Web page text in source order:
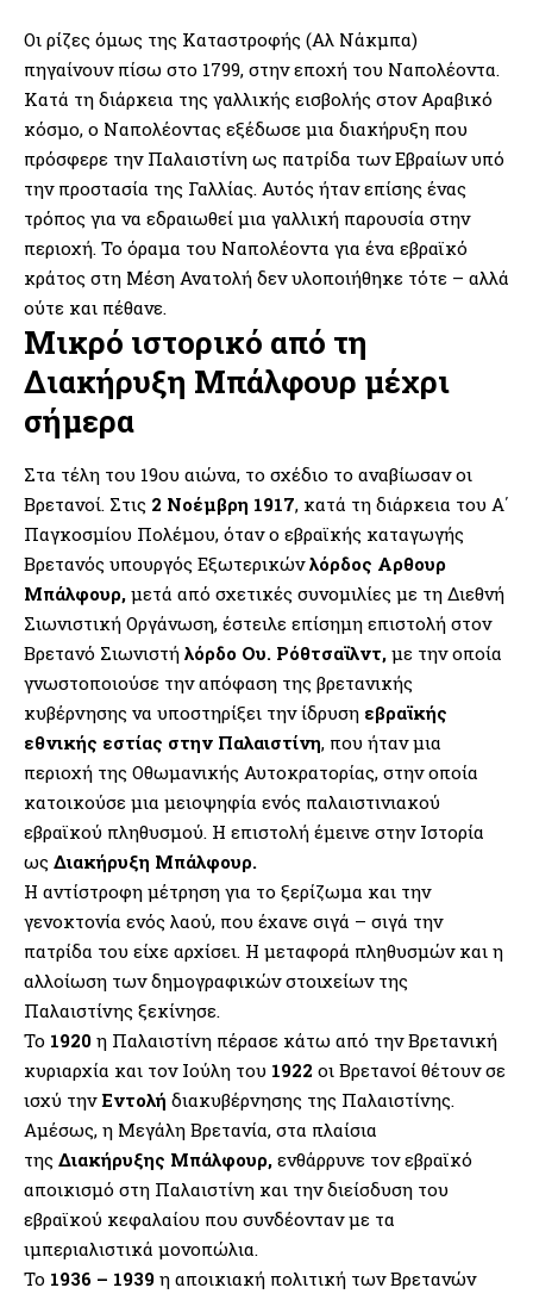
Οι ρίζες όμως της Καταστροφής (Αλ Νάκμπα)
πηγαίνουν πίσω στο 1799, στην εποχή του Ναπολέοντα.
Κατά τη διάρκεια της γαλλικής εισβολής στον Αραβικό
κόσμο, ο Ναπολέοντας εξέδωσε μια διακήρυξη που
πρόσφερε την Παλαιστίνη ως πατρίδα των Εβραίων υπό
την προστασία της Γαλλίας. Αυτός ήταν επίσης ένας
τρόπος για να εδραιωθεί μια γαλλική παρουσία στην
περιοχή. Το όραμα του Ναπολέοντα για ένα εβραϊκό
κράτος στη Μέση Ανατολή δεν υλοποιήθηκε τότε – αλλά
ούτε και πέθανε.
Μικρό ιστορικό από τη
Διακήρυξη Μπάλφουρ μέχρι
σήμερα
Στα τέλη του 19ου αιώνα, το σχέδιο το αναβίωσαν οι
Βρετανοί. Στις 2 Νοέμβρη 1917, κατά τη διάρκεια του Α΄
Παγκοσμίου Πολέμου, όταν ο εβραϊκής καταγωγής
Βρετανός υπουργός Εξωτερικώνλόρδος Αρθουρ
Μπάλφουρ, μετά από σχετικές συνομιλίες με τη Διεθνή
Σιωνιστική Οργάνωση, έστειλε επίσημη επιστολή στον
Βρετανό Σιωνιστή λόρδο Ου. Ρόθτσαϊλντ, με την οποία
γνωστοποιούσε την απόφαση της βρετανικής
κυβέρνησης να υποστηρίξει την ίδρυση εβραϊκής
εθνικής εστίας στην Παλαιστίνη, που ήταν μια
περιοχή της Οθωμανικής Αυτοκρατορίας, στην οποία
κατοικούσε μια μειοψηφία ενός παλαιστινιακού
εβραϊκού πληθυσμού. Η επιστολή έμεινε στην Ιστορία
ως Διακήρυξη Μπάλφουρ.
Η αντίστροφη μέτρηση για το ξερίζωμα και την
γενοκτονία ενός λαού, που έχανε σιγά – σιγά την
πατρίδα του είχε αρχίσει. Η μεταφορά πληθυσμών και η
αλλοίωση των δημογραφικών στοιχείων της
Παλαιστίνης ξεκίνησε.
Το 1920 η Παλαιστίνη πέρασε κάτω από την Βρετανική
κυριαρχία και τον Ιούλη του 1922 οι Βρετανοί θέτουν σε
ισχύ τηνΕντολή διακυβέρνησης της Παλαιστίνης.
Αμέσως, η Μεγάλη Βρετανία, στα πλαίσια
της Διακήρυξης Μπάλφουρ, ενθάρρυνε τον εβραϊκό
αποικισμό στη Παλαιστίνη και την διείσδυση του
εβραϊκού κεφαλαίου που συνδέονταν με τα
ιμπεριαλιστικά μονοπώλια.
Το 1936 – 1939 η αποικιακή πολιτική των Βρετανών